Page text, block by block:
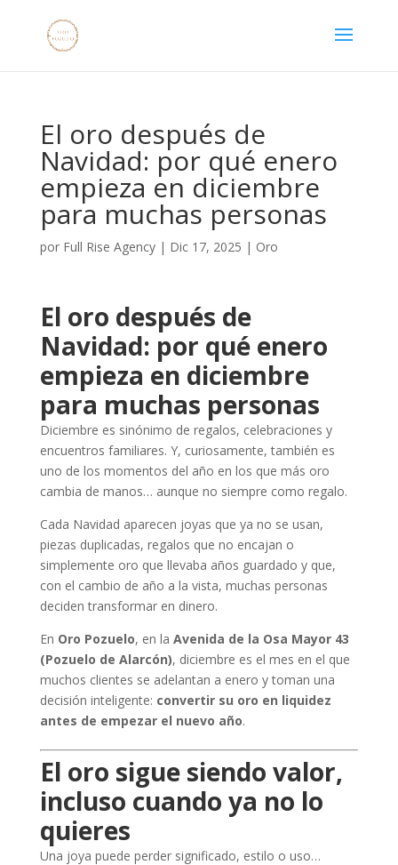
El oro después de
Navidad: por qué enero
empieza en diciembre
para muchas personas
por Full Rise Agency| Dic 17, 2025 | Oro
El oro después de
Navidad: por qué enero
empieza en diciembre
para muchas personas
Diciembre es sinónimo de regalos, celebraciones y
encuentros familiares. Y, curiosamente, también es
uno de los momentos del año en los que más oro
cambia de manos… aunque no siempre como regalo.
Cada Navidad aparecen joyas que ya no se usan,
piezas duplicadas, regalos que no encajan o
simplemente oro que llevaba años guardado y que,
con el cambio de año a la vista, muchas personas
deciden transformar en dinero.
En Oro Pozuelo, en la Avenida de la Osa Mayor 43
(Pozuelo de Alarcón), diciembre es el mes en el que
muchos clientes se adelantan a enero y toman una
decisión inteligente: convertir su oro en liquidez
antes de empezar el nuevo año.
El oro sigue siendo valor,
incluso cuando ya no lo
quieres
Una joya puede perder significado, estilo o uso…